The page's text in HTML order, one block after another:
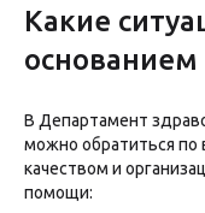
Какие
В Департамент
можно обратиться по
качеством и
помощи: